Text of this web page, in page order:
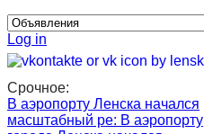
Log in
Срочное:
В аэропорту Ленска начался
масштабный ре: В аэропорту